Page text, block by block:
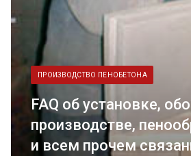
ПРОИЗВОДСТВО ПЕНОБЕТОНА
FAQ об установке,
производстве,
и всем прочем